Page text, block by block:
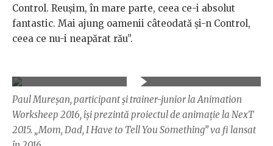
Control. Reușim, în mare parte, ceea ce-i absolut
fantastic. Mai ajung oamenii câteodată și-n Control,
ceea ce nu-i neapărat rău”.
Paul Mureșan, participant și trainer-junior la Animation
Worksheep 2016, își prezintă proiectul de animație la NexT
2015. „Mom, Dad, I Have to Tell You Something” va fi lansat